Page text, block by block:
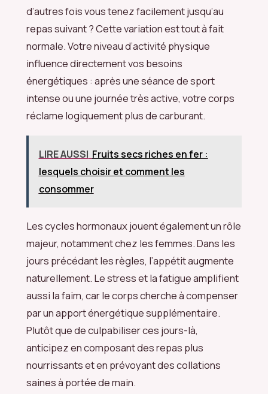
d’autres fois vous tenez facilement jusqu’au
repas suivant ? Cette variation est tout à fait
normale. Votre niveau d’activité physique
influence directement vos besoins
énergétiques : après une séance de sport
intense ou une journée très active, votre corps
réclame logiquement plus de carburant.
LIRE AUSSI Fruits secs riches en fer :
lesquels choisir et comment les
consommer
Les cycles hormonaux jouent également un rôle
majeur, notamment chez les femmes. Dans les
jours précédant les règles, l’appétit augmente
naturellement. Le stress et la fatigue amplifient
aussi la faim, car le corps cherche à compenser
par un apport énergétique supplémentaire.
Plutôt que de culpabiliser ces jours-là,
anticipez en composant des repas plus
nourrissants et en prévoyant des collations
saines à portée de main.